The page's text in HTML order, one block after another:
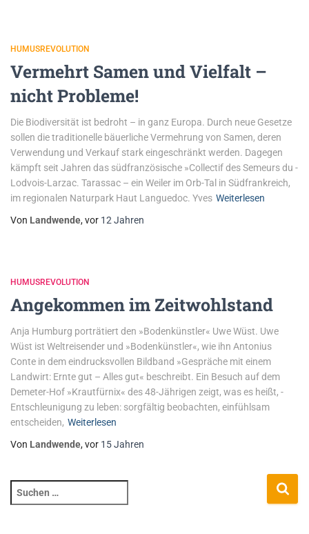
HUMUSREVOLUTION
Vermehrt Samen und Vielfalt –
nicht Probleme!
Die Biodiversität ist bedroht – in ganz Europa. Durch neue Gesetze
sollen die traditionelle bäuerliche Vermehrung von Samen, deren
Verwendung und Verkauf stark eingeschränkt werden. Dagegen
kämpft seit Jahren das südfranzösische »­Collectif des Semeurs du ­
Lodvois-Larzac. Tarassac – ein Weiler im Orb-Tal in Südfrankreich,
im regionalen Naturpark Haut Languedoc. Yves Weiterlesen
Von Landwende, vor 12 Jahren
HUMUSREVOLUTION
Angekommen im Zeitwohlstand
Anja Humburg porträtiert den »Bodenkünstler« Uwe Wüst. Uwe
Wüst ist Weltreisender und »Bodenkünstler«, wie ihn Antonius
Conte in dem eindrucksvollen Bildband »Gespräche mit einem
Landwirt: Ernte gut – Alles gut« beschreibt. Ein Besuch auf dem
Demeter-Hof »Krautfürnix« des 48-Jährigen zeigt, was es heißt, ­
Entschleunigung zu leben: sorgfältig beobachten, einfühlsam
entscheiden, Weiterlesen
Von Landwende, vor 15 Jahren